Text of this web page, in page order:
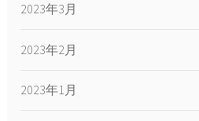
2023年3月
2023年2月
2023年1月